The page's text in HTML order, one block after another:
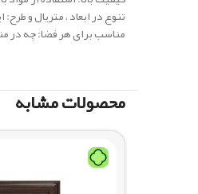
تنوع در ابعاد ، متریال و
مناسب برای هر فضا: چه در
محصولات مشابه